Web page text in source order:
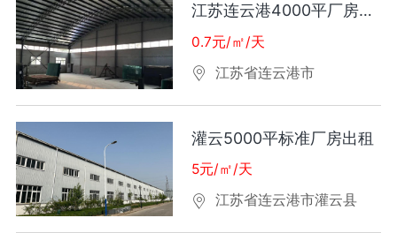
江苏连云港4000平厂房出租
0.7元/㎡/天
江苏省连云港市
灌云5000平标准厂房出租
5元/㎡/天
江苏省连云港市灌云县